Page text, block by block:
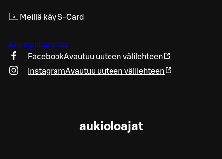
Meillä käy S-Card
Anna palautetta
FacebookAvautuu uuteen välilehteen
InstagramAvautuu uuteen välilehteen
aukioloajat